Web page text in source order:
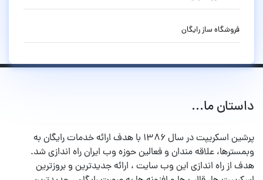
فروشگاه ساز رایگان
داستان ما...
پرشین اسکریپت در سال ۱۳۸۶ با هدف ارائه خدمات رایگان به
وبمسترها، علاقه مندان و فعالین حوزه وب ایران راه اندازی شد.
هدف از راه اندازی این وب سایت ، ارائه جدیدترین و بروزترین